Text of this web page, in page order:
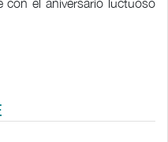
con el aniversario luctuoso